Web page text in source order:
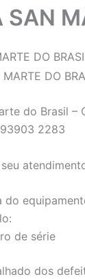
SAN
DO
do Brasil
2283
do
de série
dos